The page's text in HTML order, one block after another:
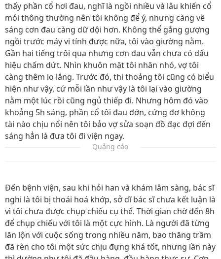
thấy phần cổ hơi đau, nghĩ là ngồi nhiều và lâu khiến cổ
mỏi thông thường nên tôi không để ý, nhưng càng về
sáng cơn đau càng dữ dội hơn. Không thể gắng gượng
ngồi trước máy vi tính được nữa, tôi vào giường nằm.
Gần hai tiếng trôi qua nhưng cơn đau vẫn chưa có dấu
hiệu chấm dứt. Nhìn khuôn mặt tôi nhăn nhó, vợ tôi
càng thêm lo lắng. Trước đó, thi thoảng tôi cũng có biểu
hiện như vậy, cứ mỗi lần như vậy là tôi lại vào giường
nằm một lúc rồi cũng ngủ thiếp đi. Nhưng hôm đó vào
khoảng 5h sáng, phần cổ tôi đau đớn, cứng đơ không
tài nào chịu nổi nên tôi bảo vợ sửa soạn đồ đạc đợi đến
sáng hẳn là đưa tôi đi viện ngay.
Quảng cáo
Đến bệnh viện, sau khi hỏi han và khám lâm sàng, bác sĩ
nghi là tôi bị thoái hoá khớp, sở dĩ bác sĩ chưa kết luận là
vì tôi chưa được chụp chiếu cụ thể. Thời gian chờ đến 8h
để chụp chiếu với tôi là một cực hình. Là người đã từng
lăn lộn với cuộc sống trong nhiều năm, bao thăng trầm
đã rèn cho tôi một sức chịu đựng khá tốt, nhưng lần này